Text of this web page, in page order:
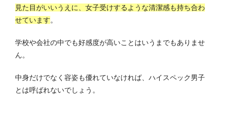
見た目がいいうえに、女子受けするような清潔感も持ち合わ
せています。
学校や会社の中でも好感度が高いことはいうまでもありませ
ん。
中身だけでなく容姿も優れていなければ、ハイスペック男子
とは呼ばれないでしょう。